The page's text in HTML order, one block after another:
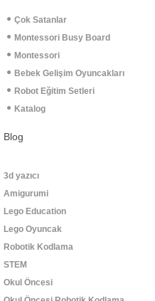
Çok Satanlar
Montessori Busy Board
Montessori
Bebek Gelişim Oyuncakları
Robot Eğitim Setleri
Katalog
Blog
3d yazıcı
Amigurumi
Lego Education
Lego Oyuncak
Robotik Kodlama
STEM
Okul Öncesi